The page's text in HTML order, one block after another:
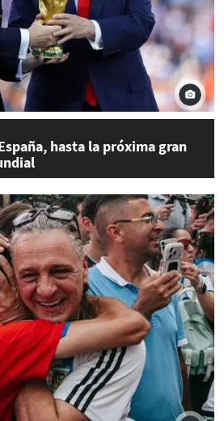
hasta la próxima gran